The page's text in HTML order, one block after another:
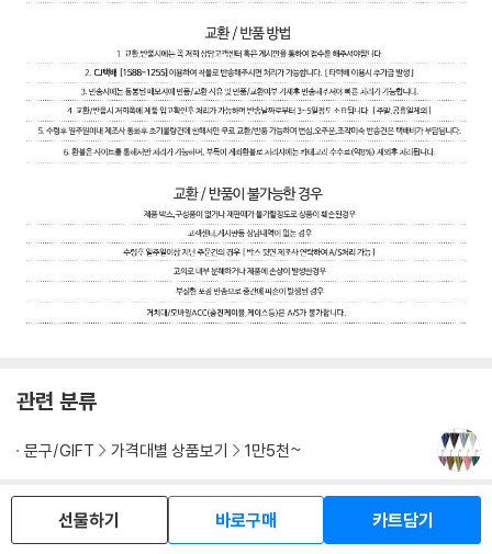
관련 분류
문구/GIFT 가격대별 상품보기 1만5천~
품목정보
선물하기 바로구매 카트담기